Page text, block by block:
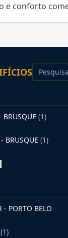
e conforto
(1)
BRUSQUE (1)
- PORTO BELO
(1)